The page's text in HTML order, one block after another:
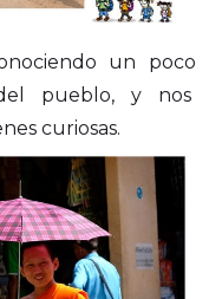
un poco
pueblo, y nos
curiosas.